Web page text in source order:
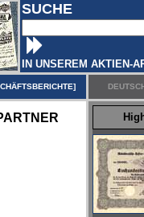
SUCHE
IN UNSEREM AKTIEN-
]